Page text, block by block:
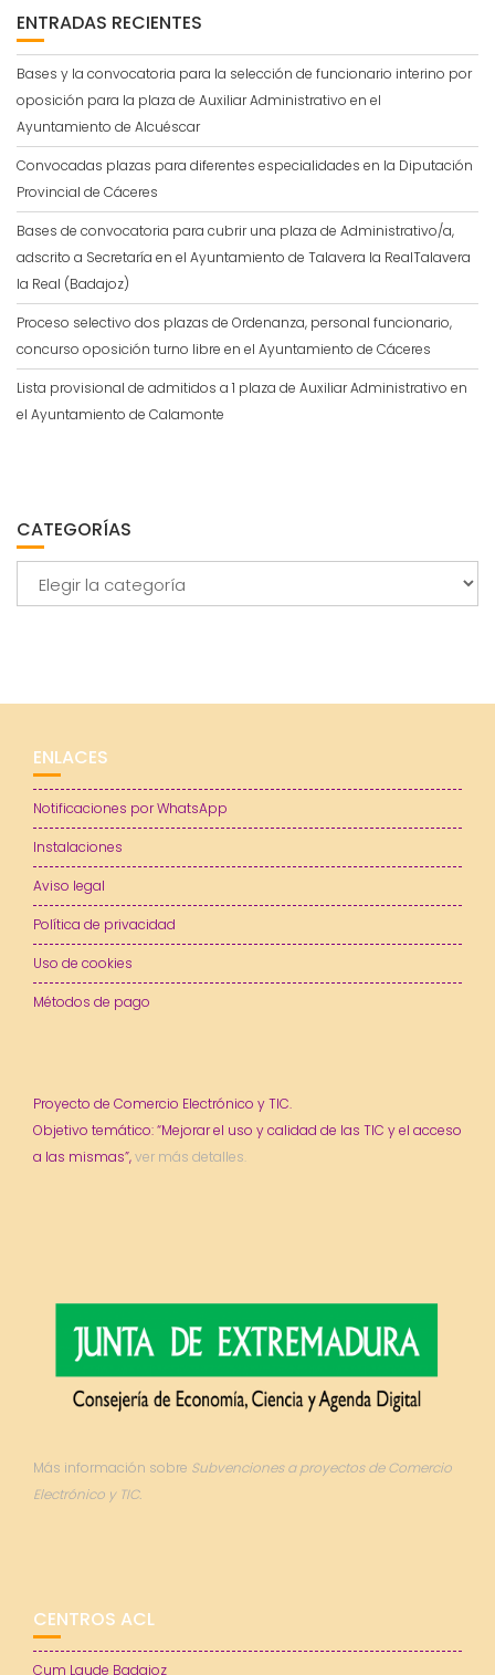
ENTRADAS RECIENTES
Bases y la convocatoria para la selección de funcionario interino por
oposición para la plaza de Auxiliar Administrativo en el
Ayuntamiento de Alcuéscar
Convocadas plazas para diferentes especialidades en la Diputación
Provincial de Cáceres
Bases de convocatoria para cubrir una plaza de Administrativo/a,
adscrito a Secretaría en el Ayuntamiento de Talavera la RealTalavera
la Real (Badajoz)
Proceso selectivo dos plazas de Ordenanza, personal funcionario,
concurso oposición turno libre en el Ayuntamiento de Cáceres
Lista provisional de admitidos a 1 plaza de Auxiliar Administrativo en
el Ayuntamiento de Calamonte
CATEGORÍAS
ENLACES
Notificaciones por WhatsApp
Instalaciones
Aviso legal
Política de privacidad
Uso de cookies
Métodos de pago
Proyecto de Comercio Electrónico y TIC.
Objetivo temático: “Mejorar el uso y calidad de las TIC y el acceso
a las mismas”,ver más detalles.
Más información sobre Subvenciones a proyectos de Comercio
Electrónico y TIC.
CENTROS ACL
Cum Laude Badajoz